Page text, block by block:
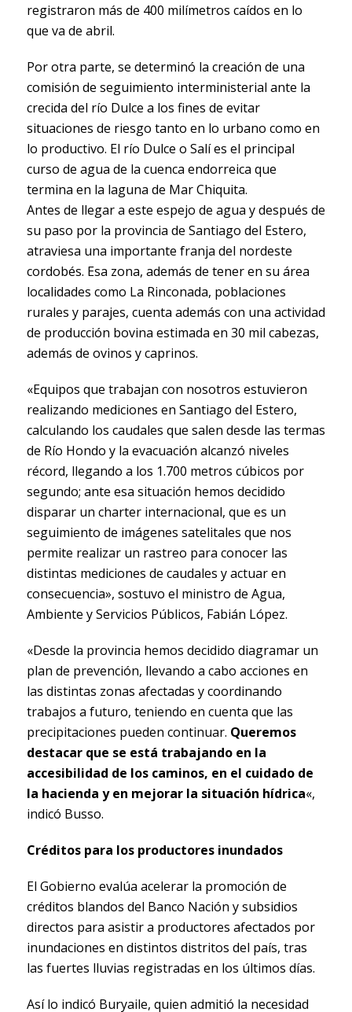
registraron más de 400 milímetros caídos en lo
que va de abril.
Por otra parte, se determinó la creación de una
comisión de seguimiento interministerial ante la
crecida del río Dulce a los fines de evitar
situaciones de riesgo tanto en lo urbano como en
lo productivo. El río Dulce o Salí es el principal
curso de agua de la cuenca endorreica que
termina en la laguna de Mar Chiquita.
Antes de llegar a este espejo de agua y después de
su paso por la provincia de Santiago del Estero,
atraviesa una importante franja del nordeste
cordobés. Esa zona, además de tener en su área
localidades como La Rinconada, poblaciones
rurales y parajes, cuenta además con una actividad
de producción bovina estimada en 30 mil cabezas,
además de ovinos y caprinos.
«Equipos que trabajan con nosotros estuvieron
realizando mediciones en Santiago del Estero,
calculando los caudales que salen desde las termas
de Río Hondo y la evacuación alcanzó niveles
récord, llegando a los 1.700 metros cúbicos por
segundo; ante esa situación hemos decidido
disparar un charter internacional, que es un
seguimiento de imágenes satelitales que nos
permite realizar un rastreo para conocer las
distintas mediciones de caudales y actuar en
consecuencia», sostuvo el ministro de Agua,
Ambiente y Servicios Públicos, Fabián López.
«Desde la provincia hemos decidido diagramar un
plan de prevención, llevando a cabo acciones en
las distintas zonas afectadas y coordinando
trabajos a futuro, teniendo en cuenta que las
precipitaciones pueden continuar. Queremos
destacar que se está trabajando en la
accesibilidad de los caminos, en el cuidado de
la hacienda y en mejorar la situación hídrica«,
indicó Busso.
Créditos para los productores inundados
El Gobierno evalúa acelerar la promoción de
créditos blandos del Banco Nación y subsidios
directos para asistir a productores afectados por
inundaciones en distintos distritos del país, tras
las fuertes lluvias registradas en los últimos días.
Así lo indicó Buryaile, quien admitió la necesidad